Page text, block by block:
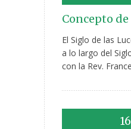
Concepto
El Siglo de las
a lo largo del
con la Rev.
16